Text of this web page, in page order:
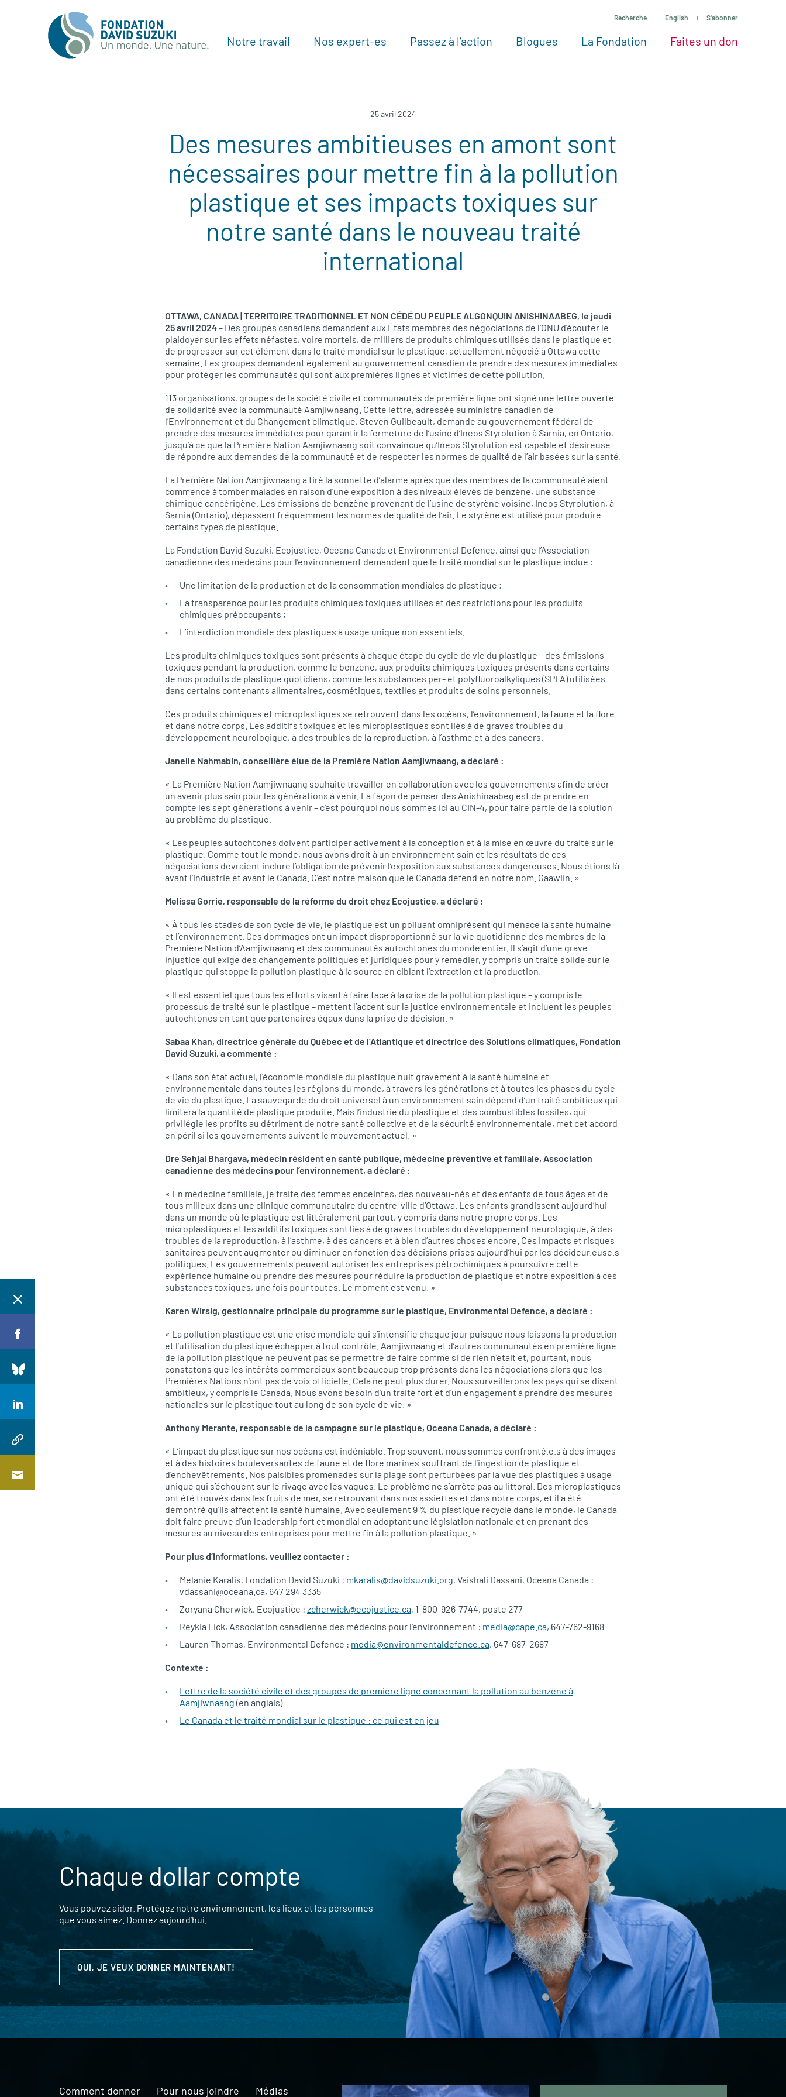
Recherche English S'abonner
Notre travail Voir tous les projets
Nos expert-es Nos Experts
Passez à l’action Passez à l’action
Blogues La FondationLa Fondation
Faites un don
Autres façons de faire un don
25 avril 2024
Des mesures ambitieuses en amont sont
nécessaires pour mettre fin à la pollution
plastique et ses impacts toxiques sur
notre santé dans le nouveau traité
international
OTTAWA, CANADA | TERRITOIRE TRADITIONNEL ET NON CÉDÉ DU PEUPLE ALGONQUIN ANISHINAABEG, le jeudi
25 avril 2024– Des groupes canadiens demandent aux États membres des négociations de l’ONU d’écouter le
plaidoyer sur les effets néfastes, voire mortels, de milliers de produits chimiques utilisés dans le plastique et
de progresser sur cet élément dans le traité mondial sur le plastique, actuellement négocié à Ottawa cette
semaine. Les groupes demandent également au gouvernement canadien de prendre des mesures immédiates
pour protéger les communautés qui sont aux premières lignes et victimes de cette pollution.
113 organisations, groupes de la société civile et communautés de première ligne ont signé une lettre ouverte
de solidarité avec la communauté Aamjiwnaang. Cette lettre, adressée au ministre canadien de
l’Environnement et du Changement climatique, Steven Guilbeault, demande au gouvernement fédéral de
prendre des mesures immédiates pour garantir la fermeture de l’usine d’Ineos Styrolution à Sarnia, en Ontario,
jusqu’à ce que la Première Nation Aamjiwnaang soit convaincue qu’Ineos Styrolution est capable et désireuse
de répondre aux demandes de la communauté et de respecter les normes de qualité de l’air basées sur la santé.
La Première Nation Aamjiwnaang a tiré la sonnette d’alarme après que des membres de la communauté aient
commencé à tomber malades en raison d’une exposition à des niveaux élevés de benzène, une substance
chimique cancérigène. Les émissions de benzène provenant de l’usine de styrène voisine, Ineos Styrolution, à
Sarnia (Ontario), dépassent fréquemment les normes de qualité de l’air. Le styrène est utilisé pour produire
certains types de plastique.
La Fondation David Suzuki, Ecojustice, Oceana Canada et Environmental Defence, ainsi que l’Association
canadienne des médecins pour l’environnement demandent que le traité mondial sur le plastique inclue :
Une limitation de la production et de la consommation mondiales de plastique ;
La transparence pour les produits chimiques toxiques utilisés et des restrictions pour les produits
chimiques préoccupants ;
L’interdiction mondiale des plastiques à usage unique non essentiels.
Les produits chimiques toxiques sont présents à chaque étape du cycle de vie du plastique – des émissions
toxiques pendant la production, comme le benzène, aux produits chimiques toxiques présents dans certains
de nos produits de plastique quotidiens, comme les substances per- et polyfluoroalkyliques (SPFA) utilisées
dans certains contenants alimentaires, cosmétiques, textiles et produits de soins personnels.
Ces produits chimiques et microplastiques se retrouvent dans les océans, l’environnement, la faune et la flore
et dans notre corps. Les additifs toxiques et les microplastiques sont liés à de graves troubles du
développement neurologique, à des troubles de la reproduction, à l’asthme et à des cancers.
Janelle Nahmabin, conseillère élue de la Première Nation Aamjiwnaang, a déclaré :
« La Première Nation Aamjiwnaang souhaite travailler en collaboration avec les gouvernements afin de créer
un avenir plus sain pour les générations à venir. La façon de penser des Anishinaabeg est de prendre en
compte les sept générations à venir – c’est pourquoi nous sommes ici au CIN-4, pour faire partie de la solution
au problème du plastique.
« Les peuples autochtones doivent participer activement à la conception et à la mise en œuvre du traité sur le
plastique. Comme tout le monde, nous avons droit à un environnement sain et les résultats de ces
négociations devraient inclure l’obligation de prévenir l’exposition aux substances dangereuses. Nous étions là
avant l’industrie et avant le Canada. C’est notre maison que le Canada défend en notre nom. Gaawiin. »
Melissa Gorrie, responsable de la réforme du droit chez Ecojustice, a déclaré :
« À tous les stades de son cycle de vie, le plastique est un polluant omniprésent qui menace la santé humaine
et l’environnement. Ces dommages ont un impact disproportionné sur la vie quotidienne des membres de la
Première Nation d’Aamjiwnaang et des communautés autochtones du monde entier. Il s’agit d’une grave
injustice qui exige des changements politiques et juridiques pour y remédier, y compris un traité solide sur le
plastique qui stoppe la pollution plastique à la source en ciblant l’extraction et la production.
« Il est essentiel que tous les efforts visant à faire face à la crise de la pollution plastique – y compris le
processus de traité sur le plastique – mettent l’accent sur la justice environnementale et incluent les peuples
autochtones en tant que partenaires égaux dans la prise de décision. »
Sabaa Khan, directrice générale du Québec et de l’Atlantique et directrice des Solutions climatiques, Fondation
David Suzuki, a commenté :
« Dans son état actuel, l’économie mondiale du plastique nuit gravement à la santé humaine et
environnementale dans toutes les régions du monde, à travers les générations et à toutes les phases du cycle
de vie du plastique. La sauvegarde du droit universel à un environnement sain dépend d’un traité ambitieux qui
limitera la quantité de plastique produite. Mais l’industrie du plastique et des combustibles fossiles, qui
privilégie les profits au détriment de notre santé collective et de la sécurité environnementale, met cet accord
en péril si les gouvernements suivent le mouvement actuel. »
Dre Sehjal Bhargava, médecin résident en santé publique, médecine préventive et familiale, Association
canadienne des médecins pour l’environnement, a déclaré :
« En médecine familiale, je traite des femmes enceintes, des nouveau-nés et des enfants de tous âges et de
tous milieux dans une clinique communautaire du centre-ville d’Ottawa. Les enfants grandissent aujourd’hui
dans un monde où le plastique est littéralement partout, y compris dans notre propre corps. Les
microplastiques et les additifs toxiques sont liés à de graves troubles du développement neurologique, à des
troubles de la reproduction, à l’asthme, à des cancers et à bien d’autres choses encore. Ces impacts et risques
sanitaires peuvent augmenter ou diminuer en fonction des décisions prises aujourd’hui par les décideur.euse.s
politiques. Les gouvernements peuvent autoriser les entreprises pétrochimiques à poursuivre cette
expérience humaine ou prendre des mesures pour réduire la production de plastique et notre exposition à ces
substances toxiques, une fois pour toutes. Le moment est venu. »
Karen Wirsig, gestionnaire principale du programme sur le plastique, Environmental Defence, a déclaré :
« La pollution plastique est une crise mondiale qui s’intensifie chaque jour puisque nous laissons la production
et l’utilisation du plastique échapper à tout contrôle. Aamjiwnaang et d’autres communautés en première ligne
de la pollution plastique ne peuvent pas se permettre de faire comme si de rien n’était et, pourtant, nous
constatons que les intérêts commerciaux sont beaucoup trop présents dans les négociations alors que les
Premières Nations n’ont pas de voix officielle. Cela ne peut plus durer. Nous surveillerons les pays qui se disent
ambitieux, y compris le Canada. Nous avons besoin d’un traité fort et d’un engagement à prendre des mesures
nationales sur le plastique tout au long de son cycle de vie. »
Anthony Merante, responsable de la campagne sur le plastique, Oceana Canada, a déclaré :
« L’impact du plastique sur nos océans est indéniable. Trop souvent, nous sommes confronté.e.s à des images
et à des histoires bouleversantes de faune et de flore marines souffrant de l’ingestion de plastique et
d’enchevêtrements. Nos paisibles promenades sur la plage sont perturbées par la vue des plastiques à usage
unique qui s’échouent sur le rivage avec les vagues. Le problème ne s’arrête pas au littoral. Des microplastiques
ont été trouvés dans les fruits de mer, se retrouvant dans nos assiettes et dans notre corps, et il a été
démontré qu’ils affectent la santé humaine. Avec seulement 9 % du plastique recyclé dans le monde, le Canada
doit faire preuve d’un leadership fort et mondial en adoptant une législation nationale et en prenant des
mesures au niveau des entreprises pour mettre fin à la pollution plastique. »
Pour plus d’informations, veuillez contacter :
Melanie Karalis, Fondation David Suzuki : mkaralis@davidsuzuki.org, Vaishali Dassani, Oceana Canada :
vdassani@oceana.ca, 647 294 3335
Zoryana Cherwick, Ecojustice : zcherwick@ecojustice.ca, 1-800-926-7744, poste 277
Reykia Fick, Association canadienne des médecins pour l’environnement : media@cape.ca, 647-762-9168
Lauren Thomas, Environmental Defence : media@environmentaldefence.ca, 647-687-2687
Contexte :
Lettre de la société civile et des groupes de première ligne concernant la pollution au benzène à
Aamjiwnaang (en anglais)
Le Canada et le traité mondial sur le plastique : ce qui est en jeu
Chaque dollar compte
Vous pouvez aider. Protégez notre environnement, les lieux et les personnes
que vous aimez. Donnez aujourd’hui.
OUI, JE VEUX DONNER MAINTENANT!
Comment donner Pour nous joindre Médias